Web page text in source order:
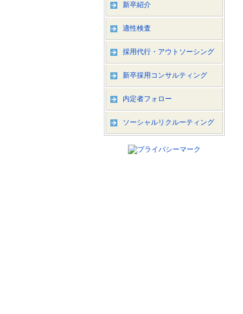
新卒紹介
適性検査
採用代行・アウトソーシング
新卒採用コンサルティング
内定者フォロー
ソーシャルリクルーティング